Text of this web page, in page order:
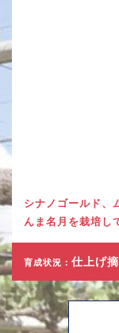
シナノゴールド、
んま名月を栽培し
育成状況： 仕上げ